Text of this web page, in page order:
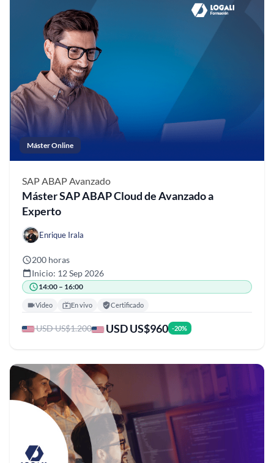
Máster Online
SAP ABAPAvanzado
Máster SAP ABAP Cloud de Avanzado a
Experto
Enrique Irala
200 horas
Inicio: 12 Sep 2026
14:00 – 16:00
Video En vivo Certificado
USD US$1.200 USD US$960 -20%